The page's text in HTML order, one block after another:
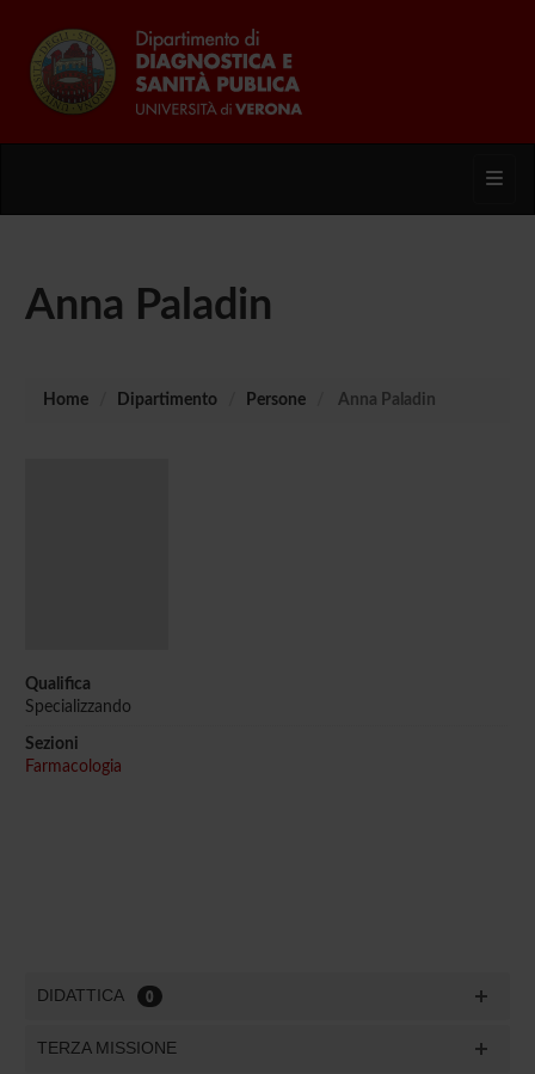
Anna Paladin
Home Dipartimento Persone Anna Paladin
Qualifica
Specializzando
Sezioni
Farmacologia
DIDATTICA 0
TERZA MISSIONE